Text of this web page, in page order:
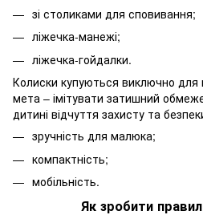
зі столиками для сповивання;
ліжечка-манежі;
ліжечка-гойдалки.
Колиски купуються виключно для
мета – імітувати затишний
дитині відчуття захисту та
зручність для малюка;
компактність;
мобільність.
Як зробити